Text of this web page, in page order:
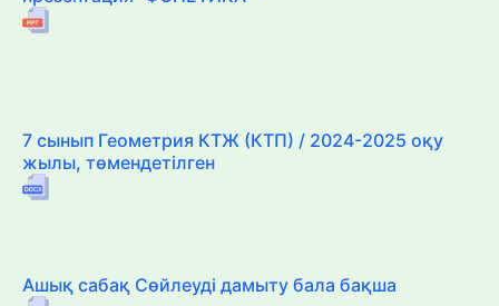
7 сынып Геометрия КТЖ (КТП) / 2024-2025 оқу
жылы, төмендетілген
Ашық сабақ Сөйлеуді дамыту бала бақша